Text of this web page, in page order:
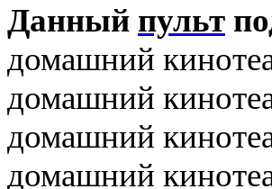
Данный пульт
домашний
домашний
домашний
домашний